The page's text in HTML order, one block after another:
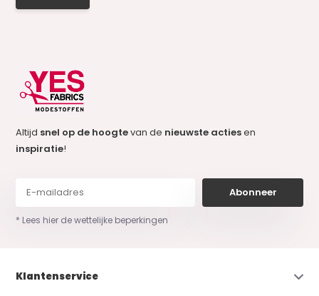
Altijd snel op de hoogtevan de nieuwste actiesen
inspiratie!
Abonneer
* Lees hier de wettelijke beperkingen
Klantenservice